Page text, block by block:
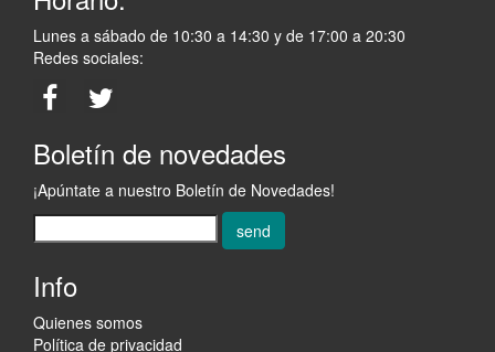
Lunes a sábado de 10:30 a 14:30 y de 17:00 a 20:30
Redes sociales:
Boletín de novedades
¡Apúntate a nuestro Boletín de Novedades!
send
Info
Quienes somos
Política de privacidad